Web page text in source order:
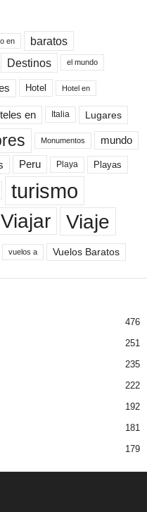
en baratos
Destinos el mundo
Hotel Hotel en
en Italia Lugares
Monumentos mundo
Peru Playa Playas
turismo
Viajar Viaje
vuelos a Vuelos Baratos
476
251
235
222
192
181
179